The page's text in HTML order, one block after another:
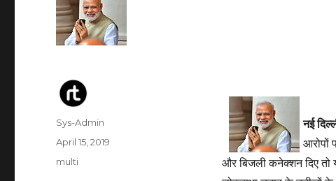
नई
आरोपों
और बिजली कनेक्शन दिए तो
Author
Sys-Admin
Posted
April 15, 2019
Categories
multi